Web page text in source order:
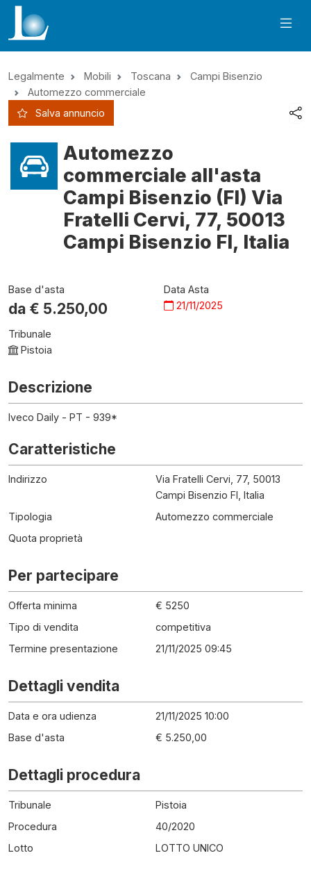
Legalmente Mobili Toscana
Campi Bisenzio
Automezzo commerciale
Salva annuncio
Automezzo
commerciale all'asta
Campi Bisenzio (FI) Via
Fratelli Cervi, 77, 50013
Campi Bisenzio FI, Italia
Base d'asta
da € 5.250,00
Data Asta
21/11/2025
Tribunale
Pistoia
Descrizione
Iveco Daily - PT - 939*
Caratteristiche
Indirizzo
Via Fratelli Cervi, 77, 50013
Campi Bisenzio FI, Italia
Tipologia
Automezzo commerciale
Quota proprietà
Per partecipare
Offerta minima
€ 5250
Tipo di vendita
competitiva
Termine presentazione
21/11/2025 09:45
Dettagli vendita
Data e ora udienza
21/11/2025 10:00
Base d'asta
€ 5.250,00
Dettagli procedura
Tribunale
Pistoia
Procedura
40/2020
Lotto
LOTTO UNICO